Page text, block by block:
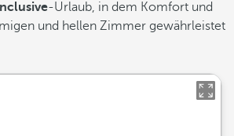
-Urlaub, in dem Komfort und
und hellen Zimmer gewährleistet